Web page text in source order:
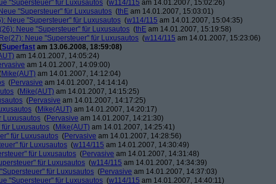
"Supersteuer" für Luxusautos (w114/115 am 14.01.2007, 15:02:26)
"Supersteuer" für Luxusautos (thE am 14.01.2007, 15:03:01)
Neue "Supersteuer" für Luxusautos (w114/115 am 14.01.2007, 15:04:35)
Neue "Supersteuer" für Luxusautos (thE am 14.01.2007, 15:19:58)
Re(27): Neue "Supersteuer" für Luxusautos (w114/115 am 14.01.2007, 15:23:06)
(Superfast am 13.06.2008, 18:59:08)
am 14.01.2007, 14:05:24)
am 14.01.2007, 14:09:00)
Mike(AUT) am 14.01.2007, 14:12:04)
(Pervasive am 14.01.2007, 14:14:14)
(Mike(AUT) am 14.01.2007, 14:15:25)
(Pervasive am 14.01.2007, 14:17:25)
(Mike(AUT) am 14.01.2007, 14:20:17)
Luxusautos (Pervasive am 14.01.2007, 14:21:30)
Luxusautos (Mike(AUT) am 14.01.2007, 14:25:41)
für Luxusautos (Pervasive am 14.01.2007, 14:28:56)
für Luxusautos (w114/115 am 14.01.2007, 14:30:49)
für Luxusautos (Pervasive am 14.01.2007, 14:31:48)
für Luxusautos (w114/115 am 14.01.2007, 14:34:39)
für Luxusautos (Pervasive am 14.01.2007, 14:37:03)
"Supersteuer" für Luxusautos (w114/115 am 14.01.2007, 14:40:11)